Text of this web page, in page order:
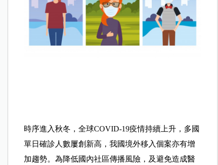
時序進入秋冬，全球COVID-19疫情持續上升，多國
單日確診人數屢創新高，我國境外移入個案亦有增
加趨勢。為降低國內社區傳播風險，及避免造成醫